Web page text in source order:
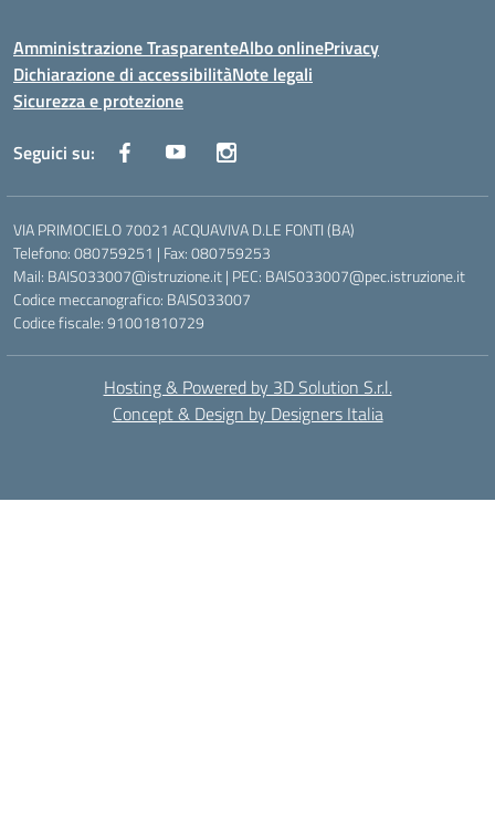
Amministrazione TrasparenteAlbo onlinePrivacy
Dichiarazione di accessibilitàNote legali
Sicurezza e protezione
Seguici su:
VIA PRIMOCIELO 70021 ACQUAVIVA D.LE FONTI (BA)
Telefono: 080759251 | Fax: 080759253
Mail: BAIS033007@istruzione.it | PEC: BAIS033007@pec.istruzione.it
Codice meccanografico: BAIS033007
Codice fiscale: 91001810729
Hosting & Powered by 3D Solution S.r.l.
Concept & Design by Designers Italia